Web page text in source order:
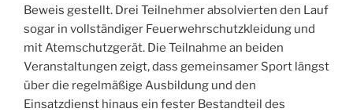
Beweis gestellt. Drei Teilnehmer absolvierten den Lauf
sogar in vollständiger Feuerwehrschutzkleidung und
mit Atemschutzgerät. Die Teilnahme an beiden
Veranstaltungen zeigt, dass gemeinsamer Sport längst
über die regelmäßige Ausbildung und den
Einsatzdienst hinaus ein fester Bestandteil des